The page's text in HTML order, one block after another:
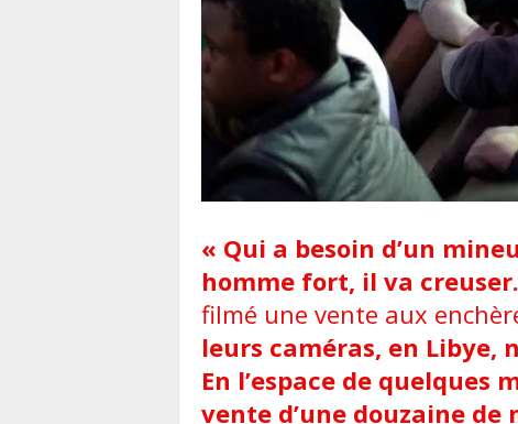
« Qui a besoin d’un
homme fort, il va creuser
filmé une vente aux
leurs caméras, en Libye,
En l’espace de quelques
vente d’une douzaine de